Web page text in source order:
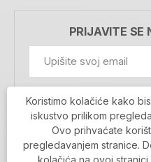
PRIJAVITE SE
Prihvaćam da se moji
podataka i koriste u
newslettera
Koristimo kolačiće kako
iskustvo prilikom
Ovo prihvaćate
pregledavanjem stranice.
kolačića na ovoj